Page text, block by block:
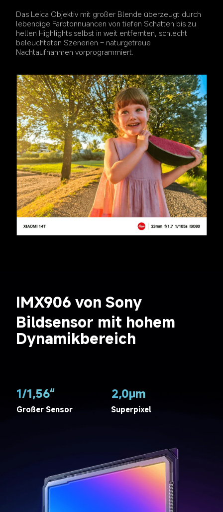
Das Leica Objektiv mit großer Blende überzeugt durch
lebendige Farbtonnuancen von tiefen Schatten bis zu
hellen Highlights selbst in weit entfernten, schlecht
beleuchteten Szenerien – naturgetreue
Nachtaufnahmen vorprogrammiert.
IMX906 von Sony
Bildsensor mit hohem
Dynamikbereich
1/1,56“
Großer Sensor
2,0μm
Superpixel